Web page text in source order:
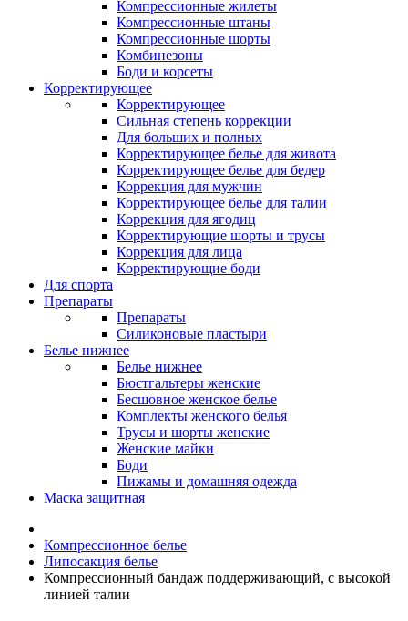
Компрессионные жилеты
Компрессионные штаны
Компрессионные шорты
Комбинезоны
Боди и корсеты
Корректирующее
Корректирующее
Cильная степень коррекции
Для больших и полных
Корректирующее белье для живота
Корректирующее белье для бедер
Коррекция для мужчин
Корректирующее белье для талии
Коррекция для ягодиц
Корректирующие шорты и трусы
Коррекция для лица
Корректирующие боди
Для спорта
Препараты
Препараты
Силиконовые пластыри
Белье нижнее
Белье нижнее
Бюстгальтеры женские
Бесшовное женское белье
Комплекты женского белья
Трусы и шорты женские
Женские майки
Боди
Пижамы и домашняя одежда
Маска защитная
Компрессионное белье
Липосакция белье
Компрессионный бандаж поддерживающий, с высокой
линией талии